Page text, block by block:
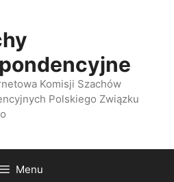
Komisji Szachów
Polskiego Związku
Menu